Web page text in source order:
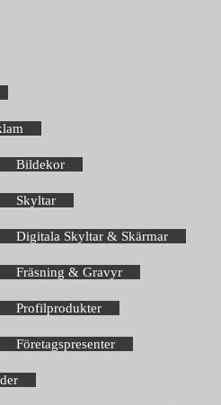
Bildekor
Skyltar
Digitala Skyltar & Skärmar
Fräsning & Gravyr
Profilprodukter
Företagspresenter